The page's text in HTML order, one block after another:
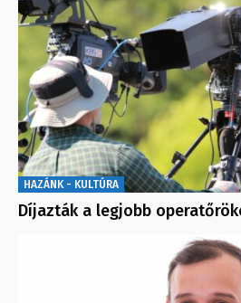
HAZÁNK - KULTÚRA
Díjazták a legjobb